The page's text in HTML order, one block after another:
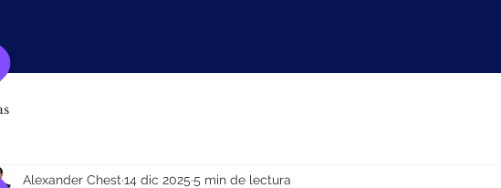
Alexander Chest 14 dic 2025 5 min de lectura